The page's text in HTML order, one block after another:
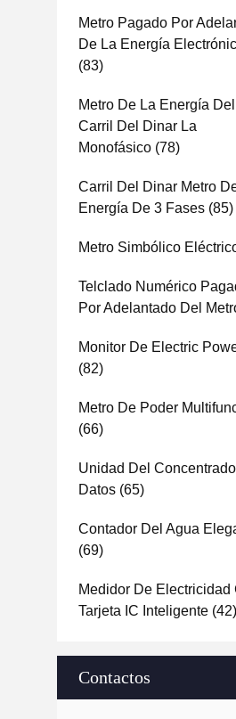
Metro Pagado Por
De La Energía
(83)
Metro De La Energía Del
Carril Del Dinar La
Monofásico (78)
Carril Del Dinar Metro
Energía De 3 Fases (85)
Metro Simbólico
Telclado Numérico
Por Adelantado Del
Monitor De Electric
(82)
Metro De Poder
(66)
Unidad Del
Datos (65)
Contador Del Agua
(69)
Medidor De Electricidad
Tarjeta IC Inteligente (42)
Contactos